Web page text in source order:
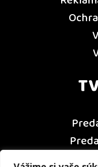
Predajňa